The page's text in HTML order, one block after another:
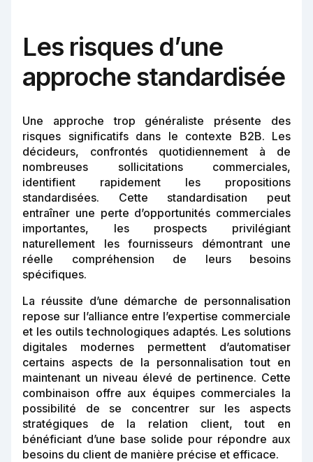
Les risques d’une
approche standardisée
Une approche trop généraliste présente des
risques significatifs dans le contexte B2B. Les
décideurs, confrontés quotidiennement à de
nombreuses sollicitations commerciales,
identifient rapidement les propositions
standardisées. Cette standardisation peut
entraîner une perte d’opportunités commerciales
importantes, les prospects privilégiant
naturellement les fournisseurs démontrant une
réelle compréhension de leurs besoins
spécifiques.
La réussite d’une démarche de personnalisation
repose sur l’alliance entre l’expertise commerciale
et les outils technologiques adaptés. Les solutions
digitales modernes permettent d’automatiser
certains aspects de la personnalisation tout en
maintenant un niveau élevé de pertinence. Cette
combinaison offre aux équipes commerciales la
possibilité de se concentrer sur les aspects
stratégiques de la relation client, tout en
bénéficiant d’une base solide pour répondre aux
besoins du client de manière précise et efficace.